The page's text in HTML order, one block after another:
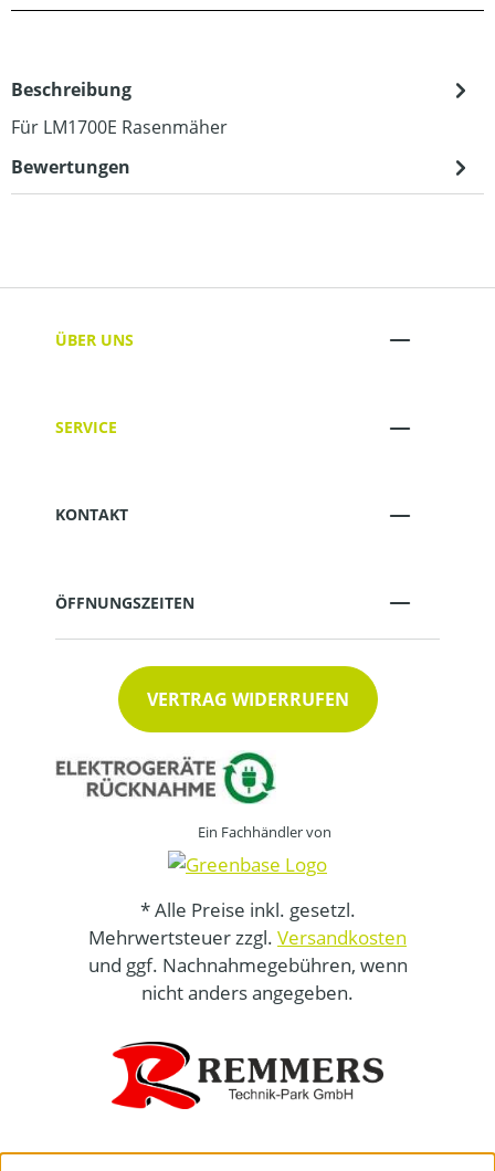
Beschreibung
Für LM1700E Rasenmäher
Bewertungen
ÜBER UNS
SERVICE
KONTAKT
ÖFFNUNGSZEITEN
VERTRAG WIDERRUFEN
Ein Fachhändler von
* Alle Preise inkl. gesetzl.
Mehrwertsteuer zzgl. Versandkosten
und ggf. Nachnahmegebühren, wenn
nicht anders angegeben.